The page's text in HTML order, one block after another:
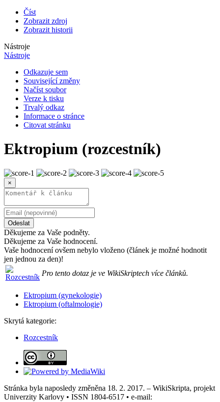
Číst
Zobrazit zdroj
Zobrazit historii
Nástroje
Nástroje
Odkazuje sem
Související změny
Načíst soubor
Verze k tisku
Trvalý odkaz
Informace o stránce
Citovat stránku
Ektropium (rozcestník)
×
Odeslat
Děkujeme za Vaše podněty.
Děkujeme za Vaše hodnocení.
Vaše hodnocení ovšem nebylo vloženo (článek je možné hodnotit
jen jednou za den)!
Pro tento dotaz je ve WikiSkriptech více článků.
Ektropium (gynekologie)
Ektropium (oftalmologie)
Skrytá kategorie:
Rozcestník
Stránka byla naposledy změněna 18. 2. 2017. – WikiSkripta, projekt
Univerzity Karlovy • ISSN 1804-6517 • e-mail: